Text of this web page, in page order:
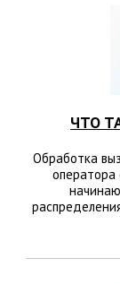
ЧТО
Обработка
оператора